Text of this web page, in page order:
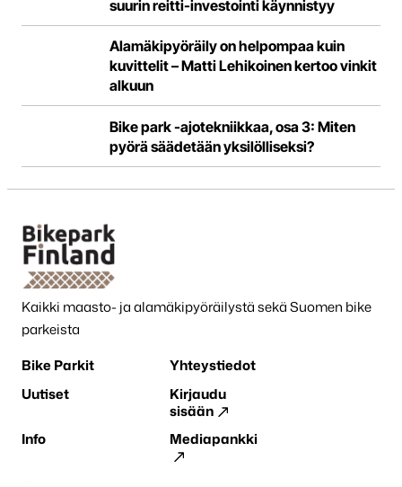
suurin reitti-investointi käynnistyy
Alamäkipyöräily on helpompaa kuin
kuvittelit – Matti Lehikoinen kertoo vinkit
alkuun
Bike park -ajotekniikkaa, osa 3: Miten
pyörä säädetään yksilölliseksi?
Kaikki maasto- ja alamäkipyöräilystä sekä Suomen bike
parkeista
Bike Parkit
Yhteystiedot
Uutiset
Kirjaudu
sisään
Info
Mediapankki